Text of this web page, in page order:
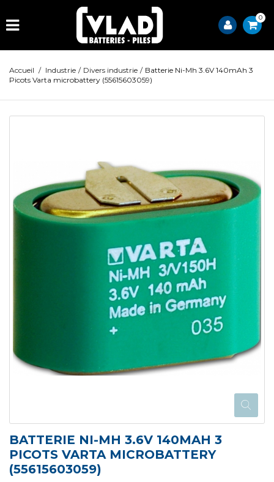
0
Accueil / Industrie / Divers industrie / Batterie Ni-Mh 3.6V 140mAh 3
Picots Varta microbattery (55615603059)
BATTERIE NI-MH 3.6V 140MAH 3
PICOTS VARTA MICROBATTERY
(55615603059)